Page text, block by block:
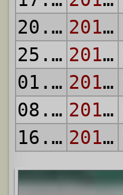
20.04
2015/16
25.04
2015/16
01.05
2015/16
08.05
2015/16
16.05
2015/16